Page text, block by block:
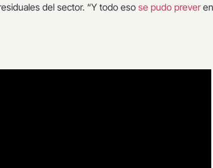
del sector. “Y todo eso se pudo prever